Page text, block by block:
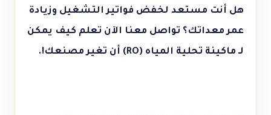
هل أنت مستعد لخفض فواتير التشغيل وزيادة
عمر معداتك؟ تواصل معنا الآن تعلم كيف يمكن
لـ ماكينة تحلية المياه (RO) أن تغير مصنعك!.